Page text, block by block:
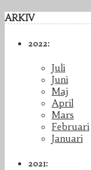
ARKIV
2022:
Juli
Juni
Maj
April
Mars
Februari
Januari
2021: